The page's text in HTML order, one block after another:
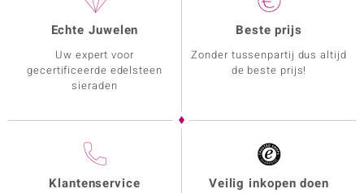
Echte Juwelen
Uw expert voor
gecertificeerde edelsteen
sieraden
Beste prijs
Zonder tussenpartij dus altijd
de beste prijs!
Klantenservice Veilig inkopen doen